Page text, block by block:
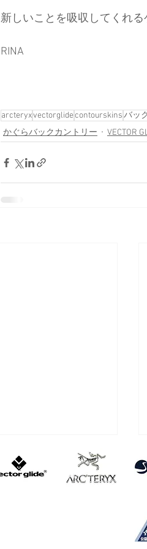
新しいことを吸収してくれ
RINA
arcteryxvectorglidecontourskinsバッ
かぐらバックカントリー
VECTOR